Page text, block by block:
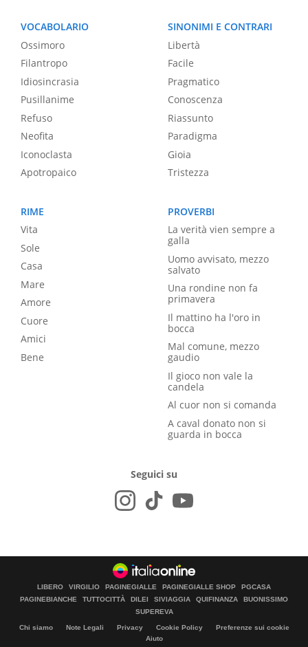
VOCABOLARIO
Ossimoro
Filantropo
Idiosincrasia
Pusillanime
Refuso
Neofita
Iconoclasta
Apotropaico
SINONIMI E CONTRARI
Libertà
Facile
Pragmatico
Conoscenza
Riassunto
Paradigma
Gioia
Tristezza
RIME
Vita
Sole
Casa
Mare
Amore
Cuore
Amici
Bene
PROVERBI
La verità vien sempre a
galla
Uomo avvisato, mezzo
salvato
Una rondine non fa
primavera
Il mattino ha l'oro in
bocca
Mal comune, mezzo
gaudio
Il gioco non vale la
candela
Al cuor non si comanda
A caval donato non si
guarda in bocca
Seguici su
LIBERO VIRGILIO PAGINEGIALLE PAGINEGIALLE SHOP
PGCASA
PAGINEBIANCHE
TUTTOCITTÀ DILEI SIVIAGGIA QUIFINANZA
BUONISSIMO
SUPEREVA
Chi siamo Note Legali Privacy Cookie Policy
Preferenze sui cookie
Aiuto